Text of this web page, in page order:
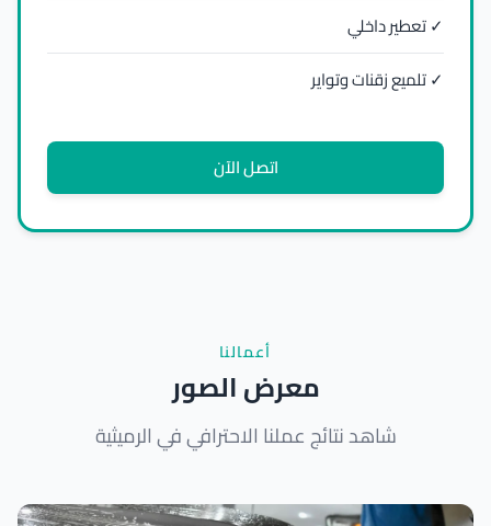
✓ تعطير داخلي
✓ تلميع زقنات وتواير
اتصل الآن
أعمالنا
معرض الصور
شاهد نتائج عملنا الاحترافي في الرميثية